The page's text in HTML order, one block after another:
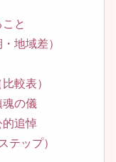
と
地域差）
較表）
の儀
追悼
テップ）